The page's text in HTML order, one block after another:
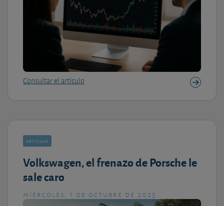
Consultar el artículo
artículo
Volkswagen, el frenazo de Porsche le
sale caro
miércoles, 1 de octubre de 2025